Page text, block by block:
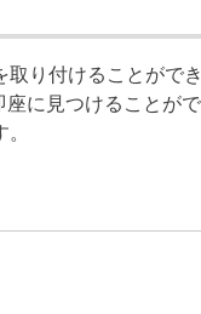
り付けることができ
に見つけることがで